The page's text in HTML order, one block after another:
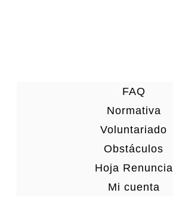
FAQ
Normativa
Voluntariado
Obstáculos
Hoja Renuncia
Mi cuenta